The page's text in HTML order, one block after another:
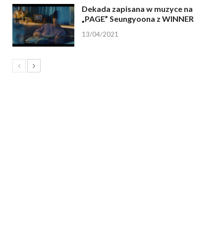
Dekada zapisana w muzyce na
„PAGE” Seungyoona z WINNER
13/04/2021